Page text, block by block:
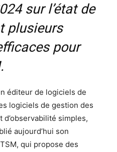
sur l’état de
plusieurs
pour
éditeur de logiciels de
logiciels de gestion des
simples,
aujourd’hui son
qui propose des